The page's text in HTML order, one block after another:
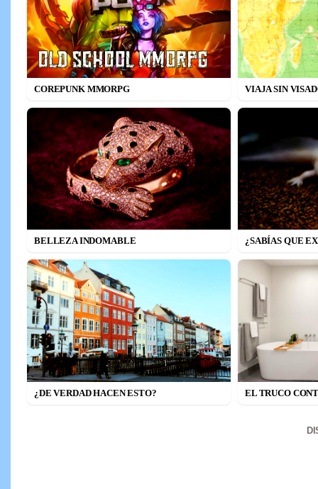
COREPUNK MMORPG VIAJA SIN
BELLEZA INDOMABLE ¿SABÍAS QUE
¿DE VERDAD HACEN ESTO? EL TRUCO